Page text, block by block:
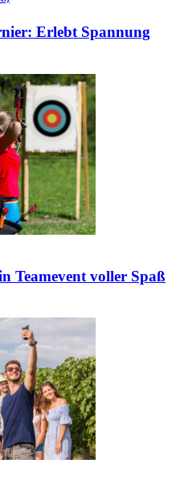
Erlebt Spannung
Teamevent voller Spaß